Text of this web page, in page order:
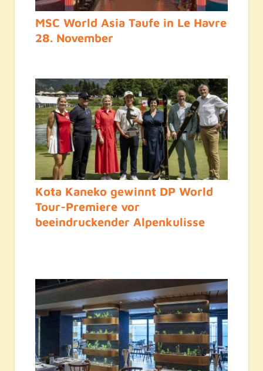
MSC World Asia Taufe in Le Havre
28. November
Kota Kaneko gewinnt DP World
Tour-Premiere vor
beeindruckender Alpenkulisse